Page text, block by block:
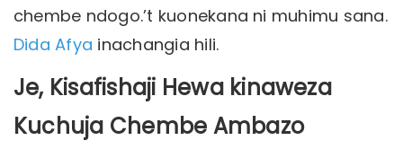
chembe ndogo.’t kuonekana ni muhimu sana.
Dida Afya inachangia hili.
Je, Kisafishaji Hewa kinaweza
Kuchuja Chembe Ambazo